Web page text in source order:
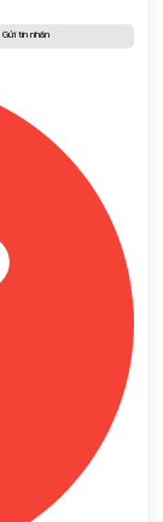
Gửi tin nhắn